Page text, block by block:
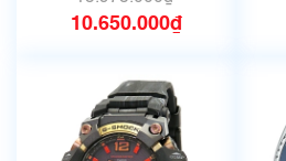
10.650.000₫